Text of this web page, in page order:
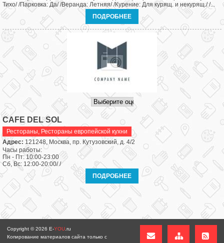
Тихо/ /Парковка: Да/ /Веранда: Летняя/ /Курение: Для курящ. и некурящ./ /...
ПОДРОБНЕЕ
CAFE DEL SOL
Рестораны, Рестораны европейской кухни
Адрес: 121248, Москва, пр. Кутузовский, д. 4/2
Часы работы:
Пн - Пт: 10:00-23:00
Сб, Вс: 12:00-20:00/ /
ПОДРОБНЕЕ
Copyright © 2026 E-YOU .ru
Копирование материалов сайта только с